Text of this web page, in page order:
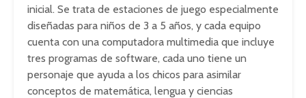
inicial. Se trata de estaciones de juego especialmente
diseñadas para niños de 3 a 5 años, y cada equipo
cuenta con una computadora multimedia que incluye
tres programas de software, cada uno tiene un
personaje que ayuda a los chicos para asimilar
conceptos de matemática, lengua y ciencias